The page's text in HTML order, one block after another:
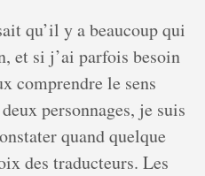
qu’il y a beaucoup qui
et si j’ai parfois besoin
comprendre le sens
personnages, je suis
quand quelque
des traducteurs. Les